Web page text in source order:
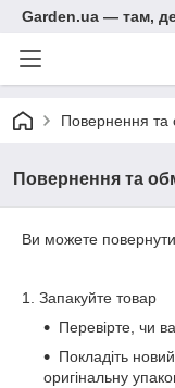
Garden.ua — там,
Повернення та
Повернення та
Ви можете
1. Запакуйте товар
Перевірте, чи
Покладіть
оригінальну